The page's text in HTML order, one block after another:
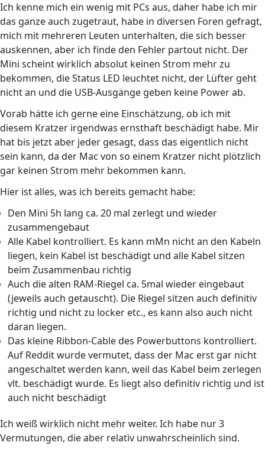
Ich kenne mich ein wenig mit PCs aus, daher habe ich mir
das ganze auch zugetraut, habe in diversen Foren gefragt,
mich mit mehreren Leuten unterhalten, die sich besser
auskennen, aber ich finde den Fehler partout nicht. Der
Mini scheint wirklich absolut keinen Strom mehr zu
bekommen, die Status LED leuchtet nicht, der Lüfter geht
nicht an und die USB-Ausgänge geben keine Power ab.
Vorab hätte ich gerne eine Einschätzung, ob ich mit
diesem Kratzer irgendwas ernsthaft beschädigt habe. Mir
hat bis jetzt aber jeder gesagt, dass das eigentlich nicht
sein kann, da der Mac von so einem Kratzer nicht plötzlich
gar keinen Strom mehr bekommen kann.
Hier ist alles, was ich bereits gemacht habe:
Den Mini 5h lang ca. 20 mal zerlegt und wieder
zusammengebaut
Alle Kabel kontrolliert. Es kann mMn nicht an den Kabeln
liegen, kein Kabel ist beschädigt und alle Kabel sitzen
beim Zusammenbau richtig
Auch die alten RAM-Riegel ca. 5mal wieder eingebaut
(jeweils auch getauscht). Die Riegel sitzen auch definitiv
richtig und nicht zu locker etc., es kann also auch nicht
daran liegen.
Das kleine Ribbon-Cable des Powerbuttons kontrolliert.
Auf Reddit wurde vermutet, dass der Mac erst gar nicht
angeschaltet werden kann, weil das Kabel beim zerlegen
vlt. beschädigt wurde. Es liegt also definitiv richtig und ist
auch nicht beschädigt
Ich weiß wirklich nicht mehr weiter. Ich habe nur 3
Vermutungen, die aber relativ unwahrscheinlich sind.